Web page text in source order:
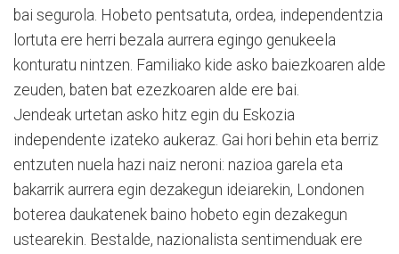
bai segurola. Hobeto pentsatuta, ordea, independentzia
lortuta ere herri bezala aurrera egingo genukeela
konturatu nintzen. Familiako kide asko baiezkoaren alde
zeuden, baten bat ezezkoaren alde ere bai.
Jendeak urtetan asko hitz egin du Eskozia
independente izateko aukeraz. Gai hori behin eta berriz
entzuten nuela hazi naiz neroni: nazioa garela eta
bakarrik aurrera egin dezakegun ideiarekin, Londonen
boterea daukatenek baino hobeto egin dezakegun
ustearekin. Bestalde, nazionalista sentimenduak ere